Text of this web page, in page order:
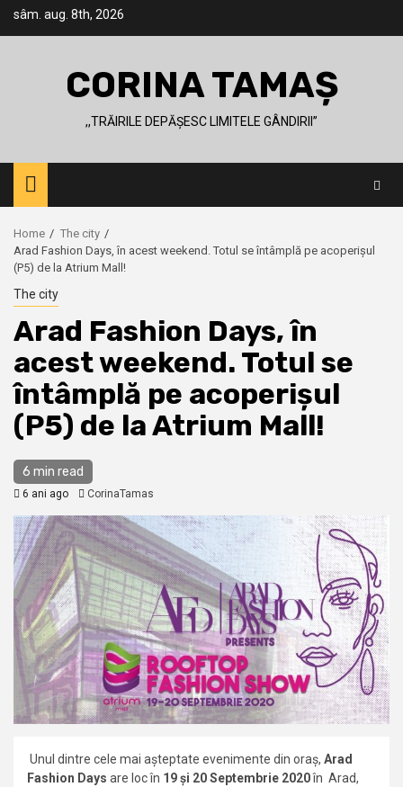
Skipsâm. aug. 8th, 2026
CORINA TAMAȘ
,,TRĂIRILE DEPĂȘESC LIMITELE GÂNDIRII’’
Home
The city
Arad Fashion Days, în acest weekend. Totul se întâmplă pe acoperișul
(P5) de la Atrium Mall!
The city
Arad Fashion Days, în
acest weekend. Totul se
întâmplă pe acoperișul
(P5) de la Atrium Mall!
6 min read
6 ani ago CorinaTamas
Unul dintre cele mai așteptate evenimente din oraș, Arad
Fashion Days are loc în 19 și 20 Septembrie 2020în Arad,